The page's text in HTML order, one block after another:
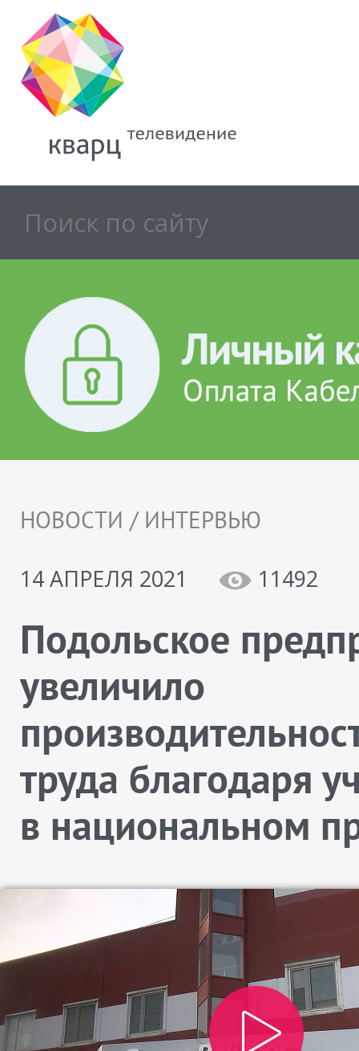
НОВОСТИ / ИНТЕРВЬЮ
14 АПРЕЛЯ 2021
11492
Подольское
увеличило
труда благодаря
в национальном